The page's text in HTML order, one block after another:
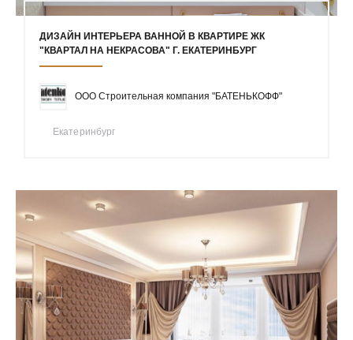
ДИЗАЙН ИНТЕРЬЕРА ВАННОЙ В КВАРТИРЕ ЖК
"КВАРТАЛ НА НЕКРАСОВА" Г. ЕКАТЕРИНБУРГ
ООО Строительная компания "БАТЕНЬКОФФ"
Екатеринбург